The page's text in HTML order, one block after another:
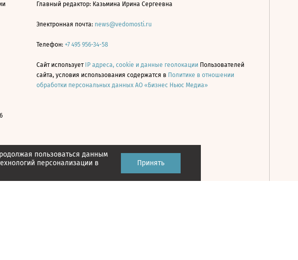
пользоваться данным
персонализации в
Принять
Главный редактор: Казьмина Ирина Сергеевна
Электронная почта: news@vedomosti.ru
Телефон: +7 495 956-34-58
Сайт использует IP адреса, cookie и данные геолокации Пользователей
сайта, условия использования содержатся в Политике в отношении
обработки персональных данных АО «Бизнес Ньюс Медиа»